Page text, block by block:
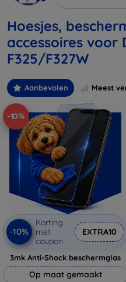
Hoesjes,
accessoires voor
F325/F327W
Aanbevolen Meest
-10%
-10%
Korting
met
coupon
EXTRA10
3mk Anti-Shock beschermglas
Op maat gemaakt